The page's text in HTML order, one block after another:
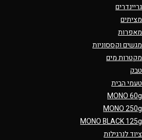
גריינדרים
מציתים
מאפרות
מגשים וקססוניות
מקטרות מים
טבק
טעמי הבית
MONO 60g
MONO 250g
MONO BLACK 125g
ציוד לנרגילות